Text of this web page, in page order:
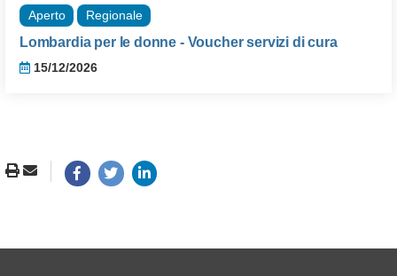
Aperto Regionale
Lombardia per le donne - Voucher servizi di cura
15/12/2026